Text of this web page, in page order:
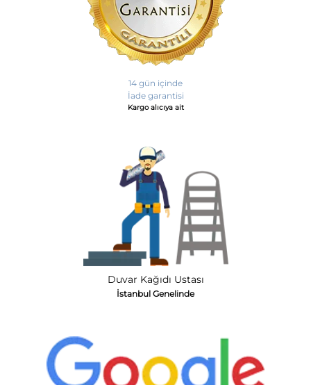
14 gün içinde
İade garantisi
Kargo alıcıya ait
Duvar Kağıdı Ustası
İstanbul Genelinde